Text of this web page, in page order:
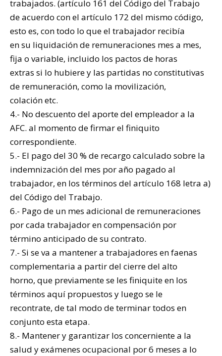
trabajados. (artículo 161 del Código del Trabajo
de acuerdo con el artículo 172 del mismo código,
esto es, con todo lo que el trabajador recibía
en su liquidación de remuneraciones mes a mes,
fija o variable, incluido los pactos de horas
extras si lo hubiere y las partidas no constitutivas
de remuneración, como la movilización,
colación etc.
4.- No descuento del aporte del empleador a la
AFC. al momento de firmar el finiquito
correspondiente.
5.- El pago del 30 % de recargo calculado sobre la
indemnización del mes por año pagado al
trabajador, en los términos del artículo 168 letra a)
del Código del Trabajo.
6.- Pago de un mes adicional de remuneraciones
por cada trabajador en compensación por
término anticipado de su contrato.
7.- Si se va a mantener a trabajadores en faenas
complementaria a partir del cierre del alto
horno, que previamente se les finiquite en los
términos aquí propuestos y luego se le
recontrate, de tal modo de terminar todos en
conjunto esta etapa.
8.- Mantener y garantizar los concerniente a la
salud y exámenes ocupacional por 6 meses a lo